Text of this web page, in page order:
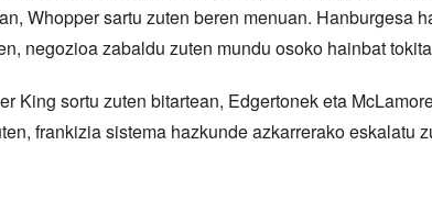
Whopper sartu zuten beren menuan. Hanburgesa
negozioa zabaldu zuten mundu osoko hainbat
King sortu zuten bitartean, Edgertonek eta
frankizia sistema hazkunde azkarrerako eskalatu